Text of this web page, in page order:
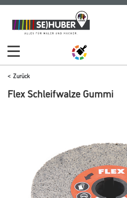
Zum
Inhalt
Zum
Navigationsmenü
Zurück
Flex Schleifwalze Gummi